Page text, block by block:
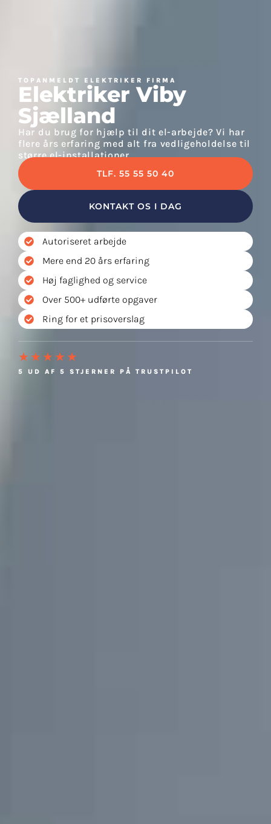
TOPANMELDT ELEKTRIKER FIRMA
Elektriker Viby
Sjælland
Har du brug for hjælp til dit el-arbejde? Vi har
flere års erfaring med alt fra vedligeholdelse til
større el-installationer
TLF. 55 55 50 40
KONTAKT OS I DAG
Autoriseret arbejde
Mere end 20 års erfaring
Høj faglighed og service
Over 500+ udførte opgaver
Ring for et prisoverslag
★★★★★
5 UD AF 5 STJERNER PÅ TRUSTPILOT